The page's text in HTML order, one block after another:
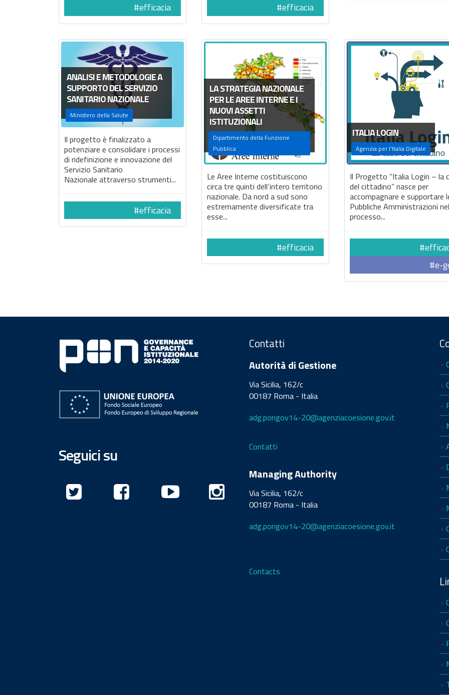
#efficacia #efficacia
ANALISI E METODOLOGIE A
SUPPORTO DEL SERVIZIO
SANITARIO NAZIONALE
Ministero della Salute
Il progetto è finalizzato a
potenziare e consolidare i processi
di ridefinizione e innovazione del
Servizio Sanitario
Nazionale attraverso strumenti...
#efficacia
LA STRATEGIA NAZIONALE
PER LE AREE INTERNE E I
NUOVI ASSETTI
ISTITUZIONALI
Dipartimento della Funzione
Pubblica
Le Aree Interne costituiscono
circa tre quinti dell’intero territorio
nazionale. Da nord a sud sono
estremamente diversificate tra
esse...
#efficacia
ITALIA LOGIN
Agenzia per l'Italia Digitale
Il Progetto “Italia Login – la
del cittadino” nasce per
accompagnare e supportare
Pubbliche Amministrazioni nel
processo...
#e-
Seguici su
Contatti
Autorità di Gestione
Via Sicilia, 162/c
00187 Roma - Italia
adg.pongov14-20@agenziacoesione.gov.it
Contatti
Managing Authority
Via Sicilia, 162/c
00187 Roma - Italia
adg.pongov14-20@agenziacoesione.gov.it
Contacts